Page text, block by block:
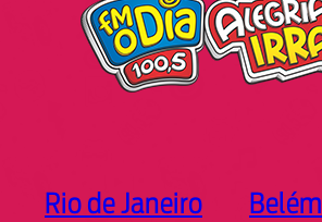
Rio de Janeiro Belém